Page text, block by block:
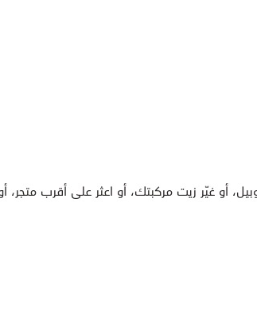
أو غيّر زيت مركبتك، أو اعثر على أقرب متجر،